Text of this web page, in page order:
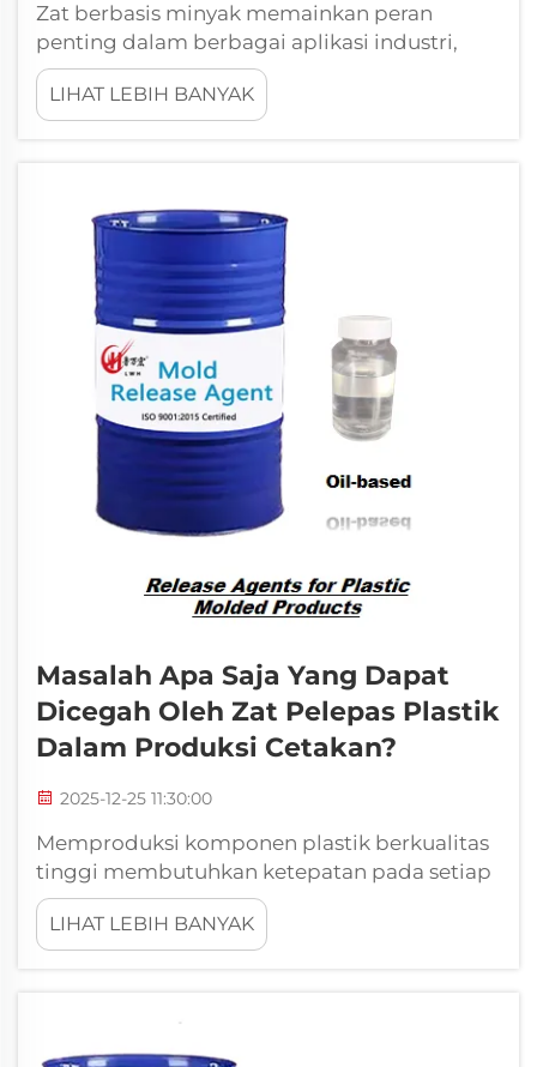
Zat berbasis minyak memainkan peran
penting dalam berbagai aplikasi industri,
mulai dari proses manufaktur hingga
perlakuan kimia. Formulasi khusus ini
memerlukan kondisi penyimpanan yang
LIHAT LEBIH BANYAK
Masalah Apa Saja Yang Dapat
Dicegah Oleh Zat Pelepas Plastik
Dalam Produksi Cetakan?
2025-12-25 11:30:00
Memproduksi komponen plastik berkualitas
tinggi membutuhkan ketepatan pada setiap
tahap produksi, dan salah satu faktor paling
kritis yang memengaruhi keberhasilan
adalah penggunaan zat pelepas yang tepat.
LIHAT LEBIH BANYAK